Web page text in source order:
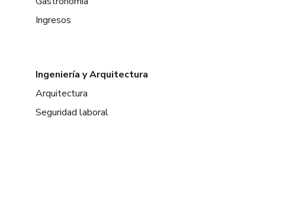
Ingresos
Ingeniería y Arquitectura
Arquitectura
Seguridad laboral